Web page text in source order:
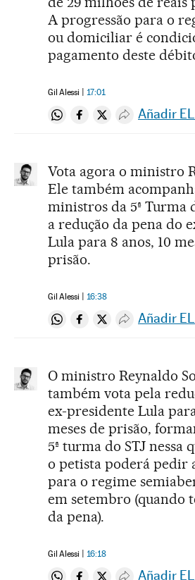
A progressão para o
ou domiciliar é
pagamento deste
Gil Alessi 17:01
Compartir en Whatsapp
Compartir en
Compartir en
Desplegar
Añadir
Vota agora o ministro
Ele também
ministros da 5ª Turma
a redução da pena do
Lula para 8 anos, 10
prisão.
Gil Alessi 16:38
Compartir en Whatsapp
Compartir en
Compartir en
Desplegar
Añadir
O ministro Reynaldo
também vota pela
ex-presidente Lula
meses de prisão,
5ª turma do STJ nessa
o petista poderá pedir
para o regime
em setembro (quando
da pena).
Gil Alessi 16:18
Añadir